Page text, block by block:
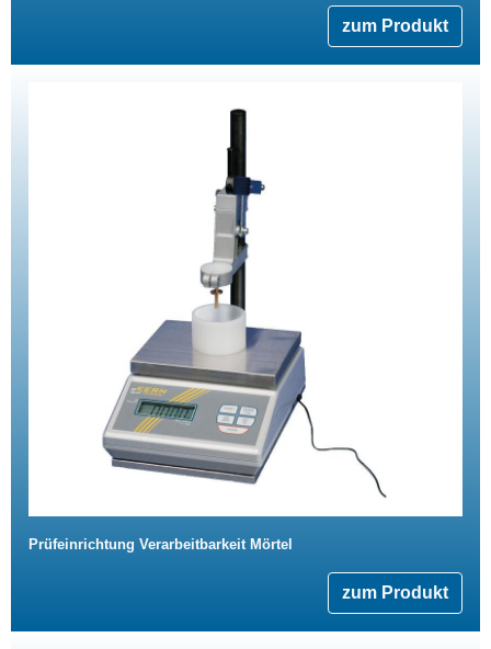
zum Produkt
Prüfeinrichtung Verarbeitbarkeit Mörtel
zum Produkt